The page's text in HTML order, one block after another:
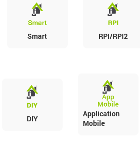
Smart RPI/RPI2
DIY
Application
Mobile